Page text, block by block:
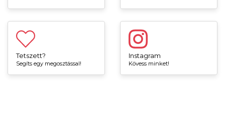
Tetszett?
Segíts egy megosztással!
Instagram
Kövess minket!